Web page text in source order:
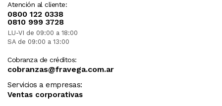
Atención al cliente:
0800 122 0338
0810 999 3728
LU-VI de 09:00 a 18:00
SA de 09:00 a 13:00
Cobranza de créditos:
cobranzas@fravega.com.ar
Servicios a empresas:
Ventas corporativas